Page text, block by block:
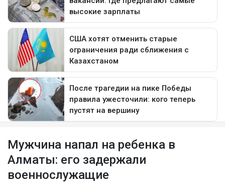
Мужчина напал на ребенка в
Алматы: его задержали
военнослужащие